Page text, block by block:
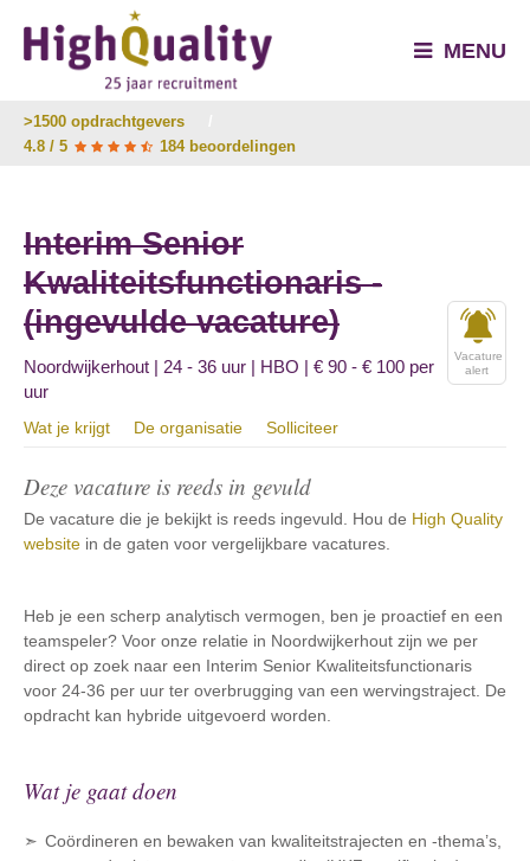
MENU
>1500 opdrachtgevers
4.8 / 5
184 beoordelingen
Interim Senior
Kwaliteitsfunctionaris -
(ingevulde vacature)
Vacature
alert
Noordwijkerhout | 24 - 36 uur | HBO | € 90 - € 100 per
uur
Wat je krijgt De organisatie Solliciteer
Deze vacature is reeds in gevuld
De vacature die je bekijkt is reeds ingevuld. Hou de High Quality
website in de gaten voor vergelijkbare vacatures.
Heb je een scherp analytisch vermogen, ben je proactief en een
teamspeler? Voor onze relatie in Noordwijkerhout zijn we per
direct op zoek naar een Interim Senior Kwaliteitsfunctionaris
voor 24-36 per uur ter overbrugging van een wervingstraject. De
opdracht kan hybride uitgevoerd worden.
Wat je gaat doen
Coördineren en bewaken van kwaliteitstrajecten en -thema’s,